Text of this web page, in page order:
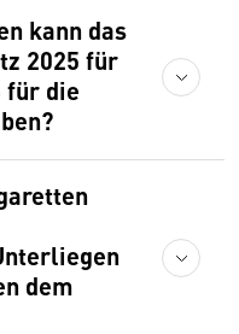
kann das
2025 für
für die
dem